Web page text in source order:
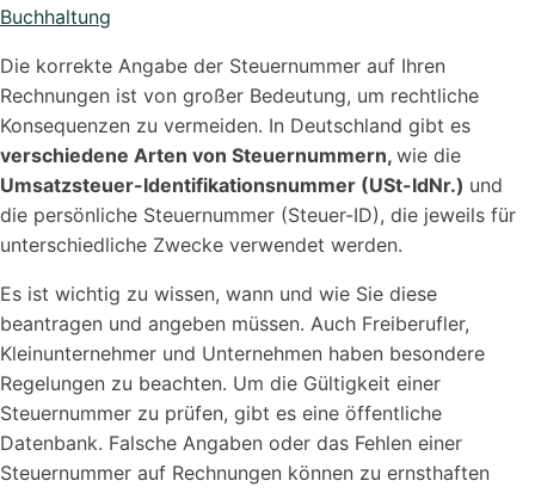
Referenzen
Schauen Sie einen kleinen Auszug
unserer Referenzen an...
Vorlagen
Nutzen Sie unsere Kostenlosen Vorlagen um...
Buchhaltung
Die korrekte Angabe der Steuernummer auf Ihren
Rechnungen ist von großer Bedeutung, um rechtliche
Konsequenzen zu vermeiden. In Deutschland gibt es
verschiedene Arten von Steuernummern, wie die
Umsatzsteuer-Identifikationsnummer (USt-IdNr.) und
die persönliche Steuernummer (Steuer-ID), die jeweils für
unterschiedliche Zwecke verwendet werden.
Es ist wichtig zu wissen, wann und wie Sie diese
beantragen und angeben müssen. Auch Freiberufler,
Kleinunternehmer und Unternehmen haben besondere
Regelungen zu beachten. Um die Gültigkeit einer
Steuernummer zu prüfen, gibt es eine öffentliche
Datenbank. Falsche Angaben oder das Fehlen einer
Steuernummer auf Rechnungen können zu ernsthaften